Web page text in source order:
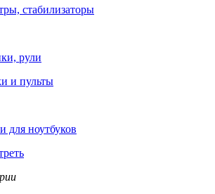
стабилизаторы
рули
и пульты
для ноутбуков